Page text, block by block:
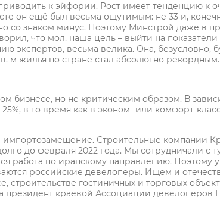
к эйфории. Рост имеет тенденцию к
он ещё был весьма ощутимым: не 33 и,
со знаком минус. Поэтому Минстрой даже в
что мол, наша цель – выйти на показатели
экспертов, весьма велика. Она, безусловно,
м жилья по стране стал абсолютно рекордным.
бизнесе, но не критическим образом. В
в то время как в эконом- или комфорт-
импортозамещение. Строительные компании
до февраля 2022 года. Мы сотрудничали с
работа по иранскому направлению. Поэтому
российские девелоперы. Ищем и
строительстве гостиничных и торговых
президент краевой Ассоциации девелоперов